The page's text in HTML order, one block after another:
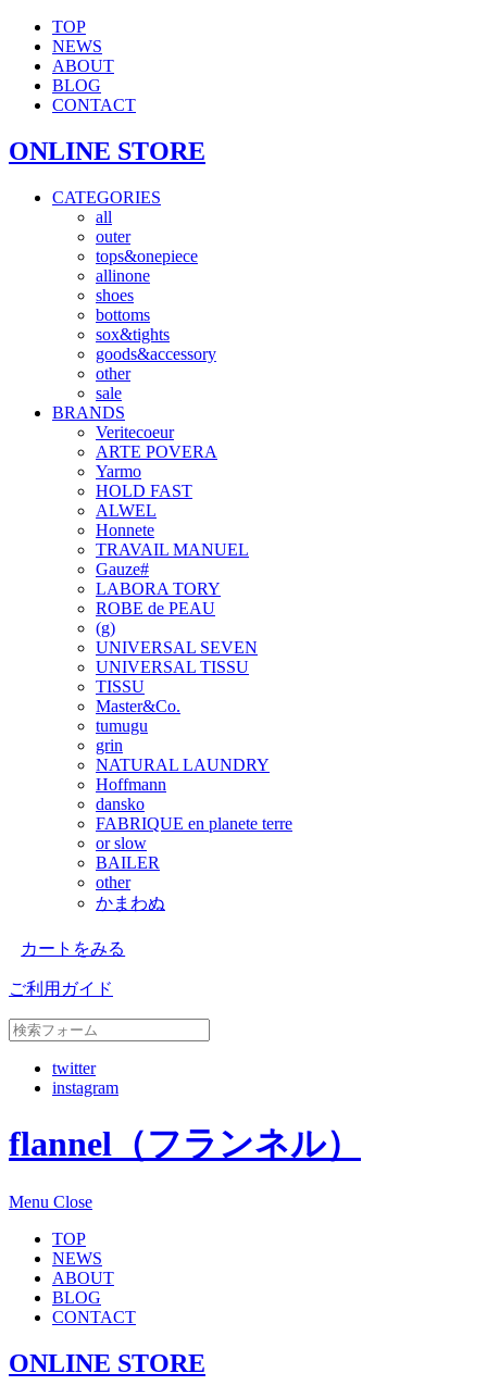
TOP
NEWS
ABOUT
BLOG
CONTACT
ONLINE STORE
CATEGORIES
all
outer
tops&onepiece
allinone
shoes
bottoms
sox&tights
goods&accessory
other
sale
BRANDS
Veritecoeur
ARTE POVERA
Yarmo
HOLD FAST
ALWEL
Honnete
TRAVAIL MANUEL
Gauze#
LABORA TORY
ROBE de PEAU
(g)
UNIVERSAL SEVEN
UNIVERSAL TISSU
TISSU
Master&Co.
tumugu
grin
NATURAL LAUNDRY
Hoffmann
dansko
FABRIQUE en planete terre
or slow
BAILER
other
かまわぬ
カートをみる
ご利用ガイド
twitter
instagram
flannel（フランネル）
Menu Close
TOP
NEWS
ABOUT
BLOG
CONTACT
ONLINE STORE